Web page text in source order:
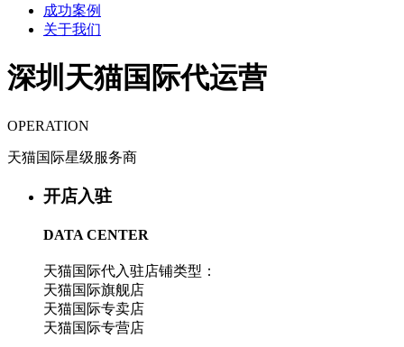
成功案例
关于我们
深圳天猫国际代运营
OPERATION
天猫国际星级服务商
开店入驻
DATA CENTER
天猫国际代入驻店铺类型：
天猫国际旗舰店
天猫国际专卖店
天猫国际专营店